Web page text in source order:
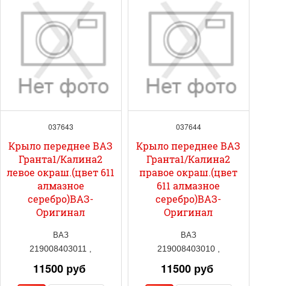
037643
Крыло переднее ВАЗ
Гранта1/Калина2
левое окраш.(цвет 611
алмазное
серебро)ВАЗ-
Оригинал
ВАЗ
219008403011 ,
11500 руб
037644
Крыло переднее ВАЗ
Гранта1/Калина2
правое окраш.(цвет
611 алмазное
серебро)ВАЗ-
Оригинал
ВАЗ
219008403010 ,
11500 руб